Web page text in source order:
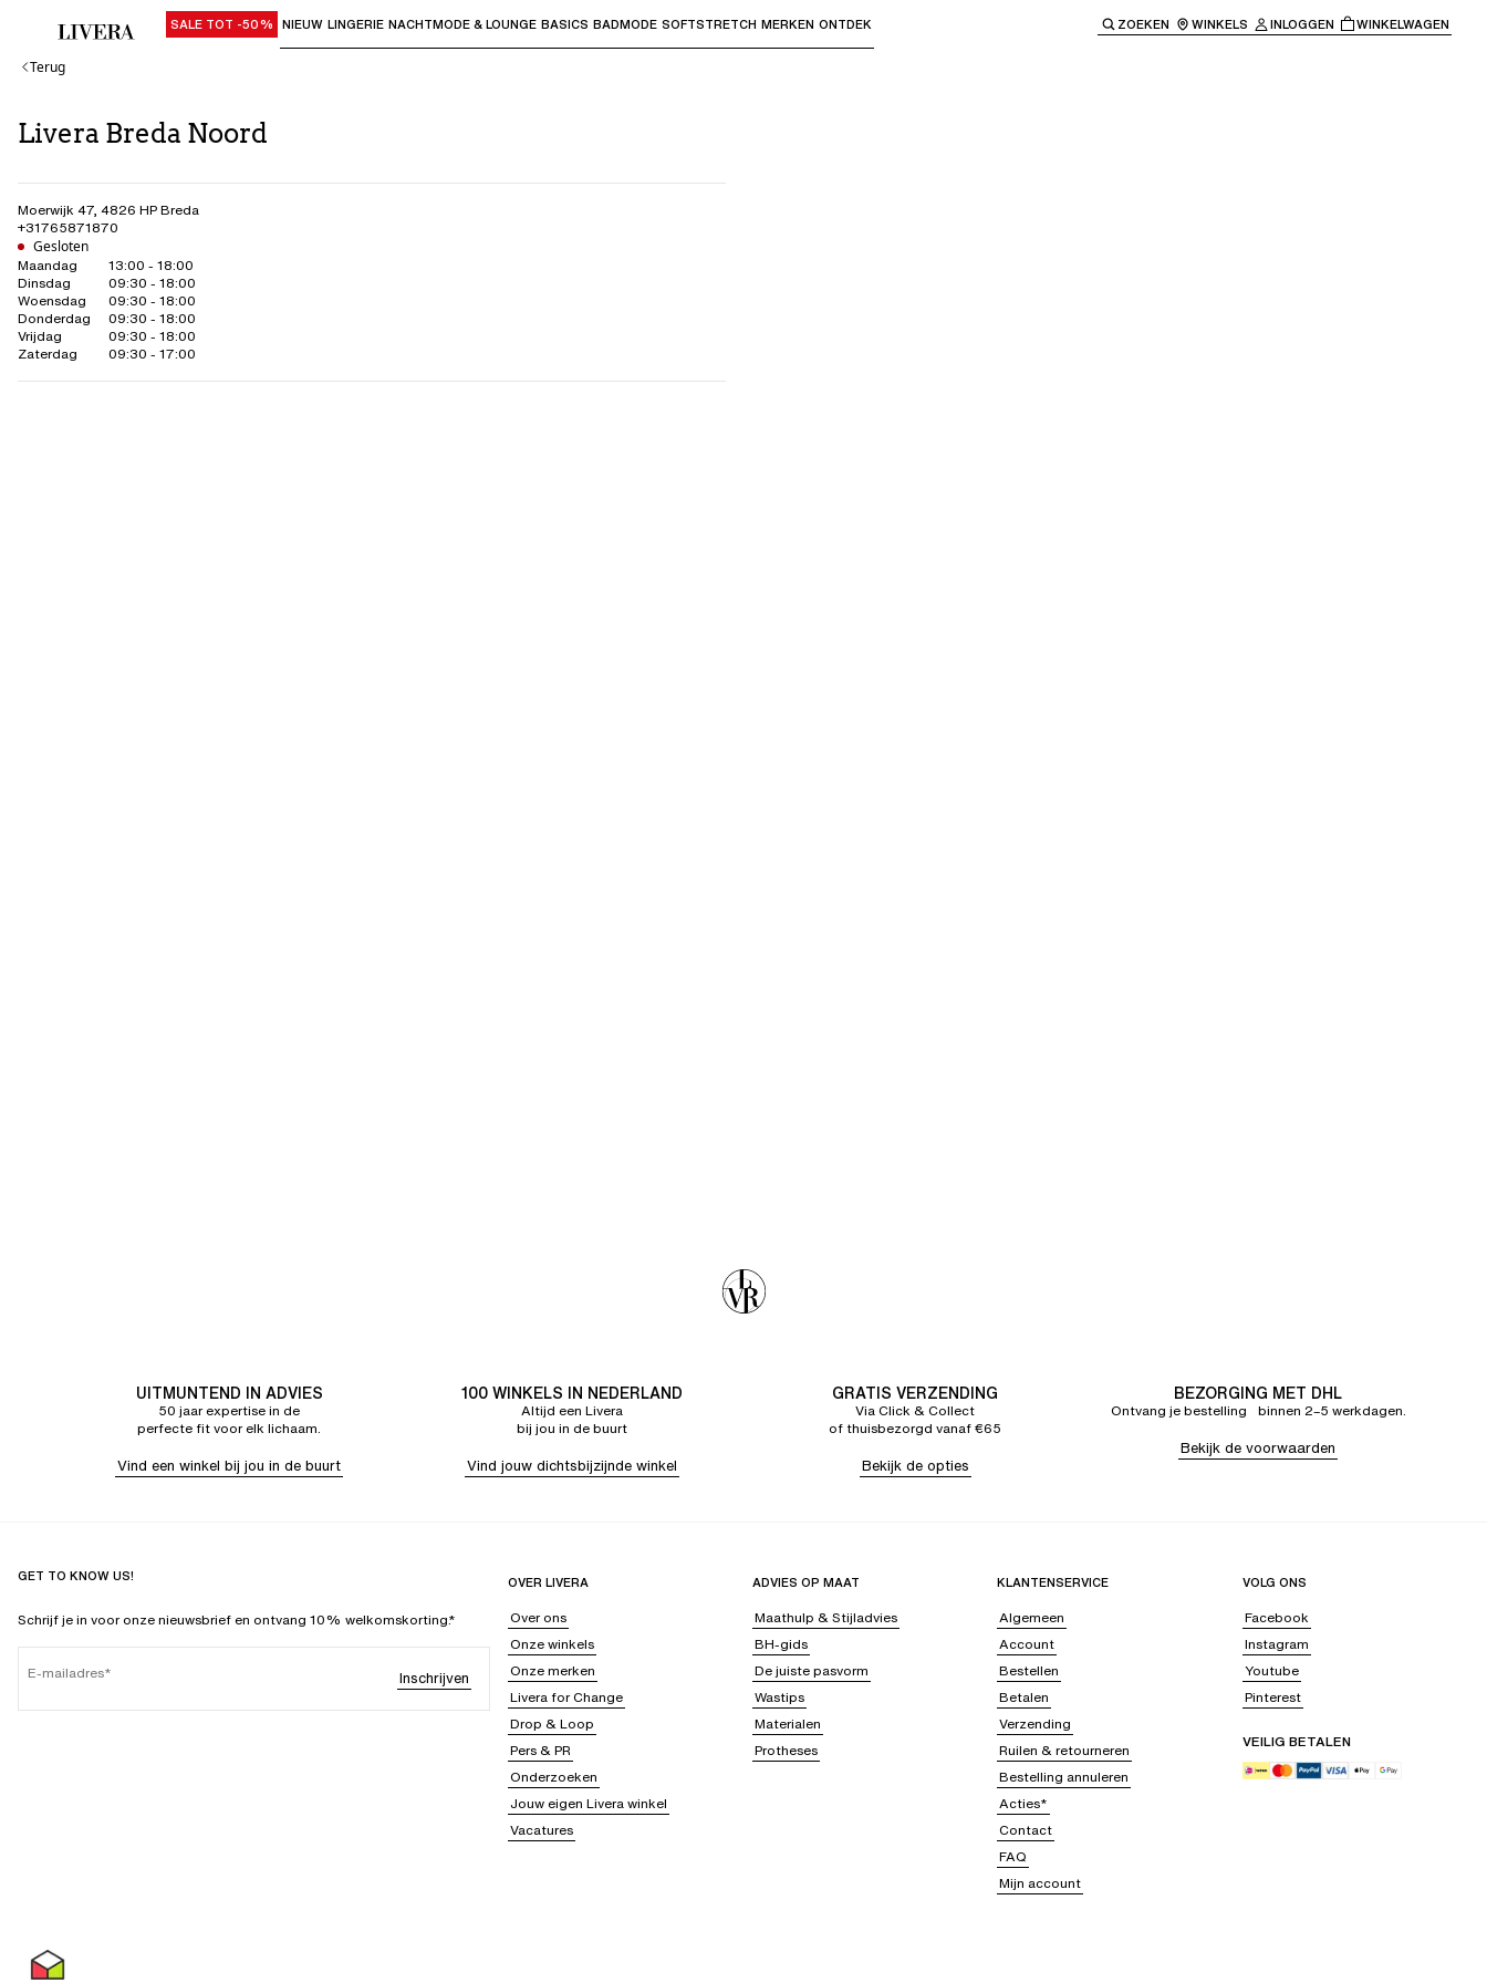
Gebruik "Pijl omlaag" of "Enter" om submenu's te openen en "Pijl omhoog" of "Escape" om terug te keren naar de hoofdnavigatie.
SALE TOT -50% NIEUW LINGERIE NACHTMODE & LOUNGE BASICS BADMODE SOFTSTRETCH MERKEN ONTDEK ZOEKEN WINKELS INLOGGEN WINKELWAGEN
Terug
Livera Breda Noord
Moerwijk 47, 4826 HPBreda
+31765871870
Gesloten
Maandag
13:00 - 18:00
Dinsdag
09:30 - 18:00
Woensdag
09:30 - 18:00
Donderdag
09:30 - 18:00
Vrijdag
09:30 - 18:00
Zaterdag
09:30 - 17:00
UITMUNTEND IN ADVIES
50 jaar expertise in de
perfecte fit voor elk lichaam.
Vind een winkel bij jou in de buurt
100 WINKELS IN NEDERLAND
Altijd een Livera
bij jou in de buurt
Vind jouw dichtsbijzijnde winkel
GRATIS VERZENDING
Via Click & Collect
of thuisbezorgd vanaf €65
Bekijk de opties
BEZORGING MET DHL
Ontvang je bestelling binnen 2–5 werkdagen.
Bekijk de voorwaarden
GET TO KNOW US!
Schrijf je in voor onze nieuwsbrief en ontvang 10% welkomskorting.*
E-mailadres Inschrijven
OVER LIVERA
Over ons
Onze winkels
Onze merken
Livera for Change
Drop & Loop
Pers & PR
Onderzoeken
Jouw eigen Livera winkel
Vacatures
ADVIES OP MAAT
Maathulp & Stijladvies
BH-gids
De juiste pasvorm
Wastips
Materialen
Protheses
KLANTENSERVICE
Algemeen
Account
Bestellen
Betalen
Verzending
Ruilen & retourneren
Bestelling annuleren
Acties*
Contact
FAQ
Mijn account
VOLG ONS
Facebook
Instagram
Youtube
Pinterest
VEILIG BETALEN